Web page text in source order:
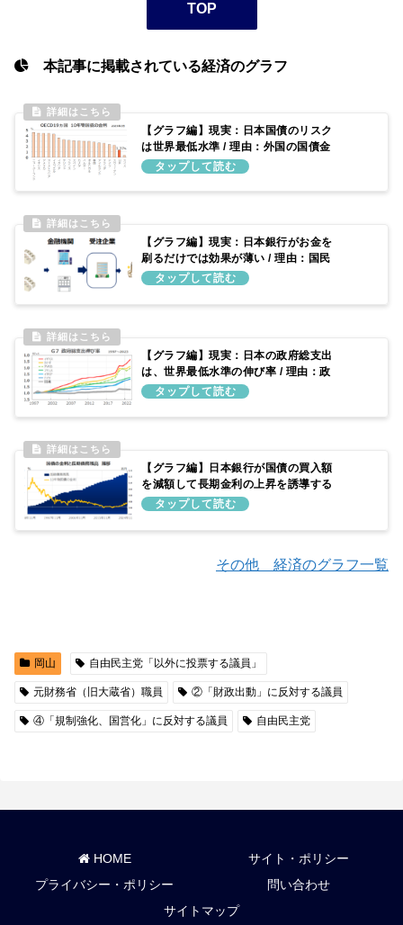
TOP
本記事に掲載されている経済のグラフ
【グラフ編】現実：日本国債のリスク
は世界最低水準 / 理由：外国の国債金
利よりも低金利で推移し続けているた
【グラフ編】現実：日本銀行がお金を
刷るだけでは効果が薄い / 理由：国民
がそのお金を受け取れるとは限らない
【グラフ編】現実：日本の政府総支出
は、世界最低水準の伸び率 / 理由：政
府予算を増やしてこなかったため
【グラフ編】日本銀行が国債の買入額
を減額して長期金利の上昇を誘導する
仕組み
その他 経済のグラフ一覧
岡山 自由民主党「以外に投票する議員」
元財務省（旧大蔵省）職員 ②「財政出動」に反対する議員
④「規制強化、国営化」に反対する議員 自由民主党
HOME
サイト・ポリシー
プライバシー・ポリシー
問い合わせ
サイトマップ